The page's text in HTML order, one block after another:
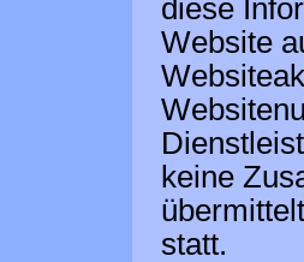
diese
Website
keine
statt.